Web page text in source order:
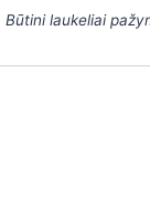
Būtini laukeliai